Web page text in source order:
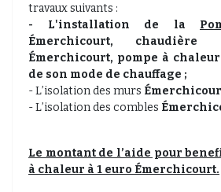
travaux suivants :
- L'installation de la
Émerchicourt,
Émerchicourt, pompe à chaleur
de son mode de chauffage ;
- L’isolation des murs
- L’isolation des combles
Le montant de l’aide pour
à chaleur à 1 euro Émerchicourt.